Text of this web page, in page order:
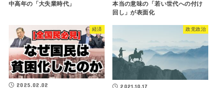
中高年の「大失業時代」
本当の意味の「若い世代への付け
回し」が表面化
経済
2025.02.02
政党政治
2021.10.17